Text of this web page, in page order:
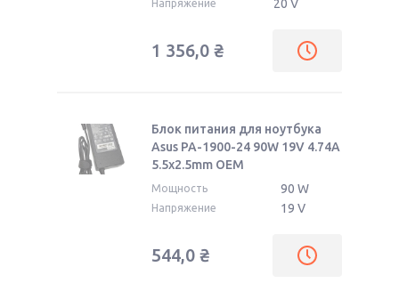
Напряжение 20 V
1 356,0 ₴
Блок питания для ноутбука
Asus PA-1900-24 90W 19V 4.74A
5.5x2.5mm OEM
Мощность 90 W
Напряжение 19 V
544,0 ₴